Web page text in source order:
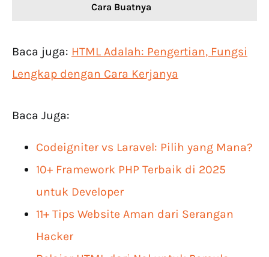
Cara Buatnya
Baca juga: HTML Adalah: Pengertian, Fungsi
Lengkap dengan Cara Kerjanya
Baca Juga:
Codeigniter vs Laravel: Pilih yang Mana?
10+ Framework PHP Terbaik di 2025
untuk Developer
11+ Tips Website Aman dari Serangan
Hacker